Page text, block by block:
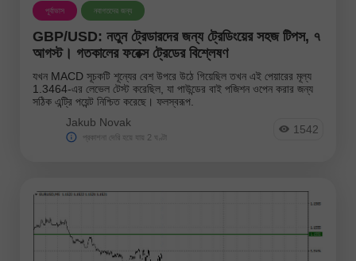
পূর্বাভাস নবাগতদের জন্য
GBP/USD: নতুন ট্রেডারদের জন্য ট্রেডিংয়ের সহজ টিপস, ৭
আগস্ট। গতকালের ফরেক্স ট্রেডের বিশ্লেষণ
যখন MACD সূচকটি শূন্যের বেশ উপরে উঠে গিয়েছিল তখন এই পেয়ারের মূল্য
1.3464-এর লেভেল টেস্ট করেছিল, যা পাউন্ডের বাই পজিশন ওপেন করার জন্য
সঠিক এন্ট্রি পয়েন্ট নিশ্চিত করেছে। ফলস্বরূপ.
Jakub Novak
প্রকাশনা দেরি হয়ে যায় 2 ঘণ্টা
1542